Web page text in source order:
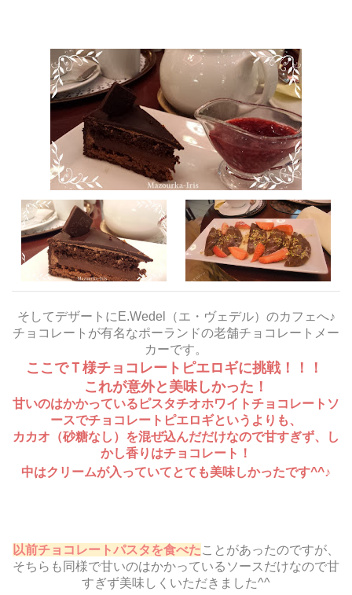
そしてデザートにE.Wedel（エ・ヴェデル）のカフェへ♪
チョコレートが有名なポーランドの老舗チョコレートメー
カーです。
ここでＴ様チョコレートピエロギに挑戦！！！
これが意外と美味しかった！
甘いのはかかっているピスタチオホワイトチョコレートソ
ースでチョコレートピエロギというよりも、
カカオ（砂糖なし）を混ぜ込んだだけなので甘すぎず、し
かし香りはチョコレート！
中はクリームが入っていてとても美味しかったです^^♪
以前チョコレートパスタを食べたことがあったのですが、
そちらも同様で甘いのはかかっているソースだけなので甘
すぎず美味しくいただきました^^